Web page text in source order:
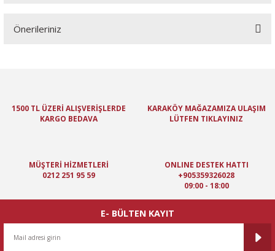
Önerileriniz
Ürün resmi kalitesiz, bozuk veya görüntülenemiyor.
Ürün bilgilerinde hatalar bulunuyor.
Ürün fiyatı diğer sitelerden daha pahalı.
1500 TL ÜZERİ ALIŞVERİŞLERDE
KARGO BEDAVA
KARAKÖY MAĞAZAMIZA ULAŞIM
LÜTFEN TIKLAYINIZ
MÜŞTERİ HİZMETLERİ
0212 251 95 59
ONLINE DESTEK HATTI
+905359326028
09:00 - 18:00
E- BÜLTEN KAYIT